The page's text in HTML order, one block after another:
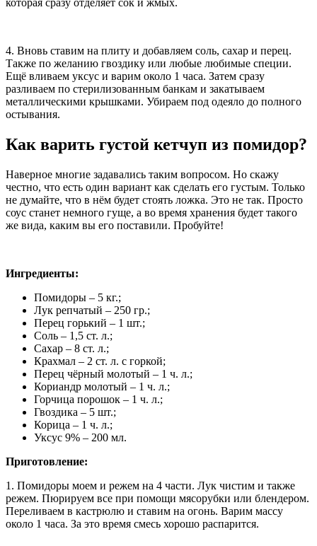
4. Вновь ставим на плиту и добавляем соль, сахар и перец.
Также по желанию гвоздику или любые любимые специи.
Ещё вливаем уксус и варим около 1 часа. Затем сразу
разливаем по стерилизованным банкам и закатываем
металлическими крышками. Убираем под одеяло до полного
остывания.
Как варить густой кетчуп из помидор?
Наверное многие задавались таким вопросом. Но скажу
честно, что есть один вариант как сделать его густым. Только
не думайте, что в нём будет стоять ложка. Это не так. Просто
соус станет немного гуще, а во время хранения будет такого
же вида, каким вы его поставили. Пробуйте!
Ингредиенты:
Помидоры – 5 кг.;
Лук репчатый – 250 гр.;
Перец горький – 1 шт.;
Соль – 1,5 ст. л.;
Сахар – 8 ст. л.;
Крахмал – 2 ст. л. с горкой;
Перец чёрный молотый – 1 ч. л.;
Кориандр молотый – 1 ч. л.;
Горчица порошок – 1 ч. л.;
Гвоздика – 5 шт.;
Корица – 1 ч. л.;
Уксус 9% – 200 мл.
Приготовление:
1. Помидоры моем и режем на 4 части. Лук чистим и также
режем. Пюрируем все при помощи мясорубки или блендером.
Переливаем в кастрюлю и ставим на огонь. Варим массу
около 1 часа. За это время смесь хорошо распарится.